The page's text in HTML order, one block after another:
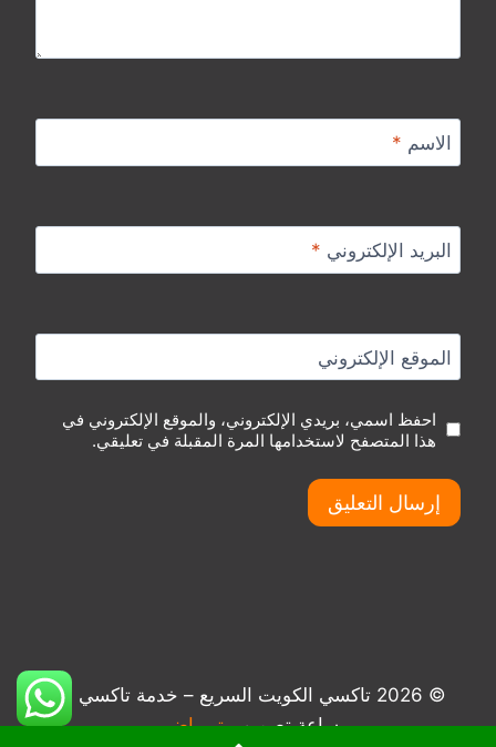
الاسم *
البريد الإلكتروني *
الموقع الإلكتروني
احفظ اسمي، بريدي الإلكتروني، والموقع الإلكتروني في
هذا المتصفح لاستخدامها المرة المقبلة في تعليقي.
© 2026 تاكسي الكويت السريع – خدمة تاكسي 24
ساعة تصميمبيتر راضي